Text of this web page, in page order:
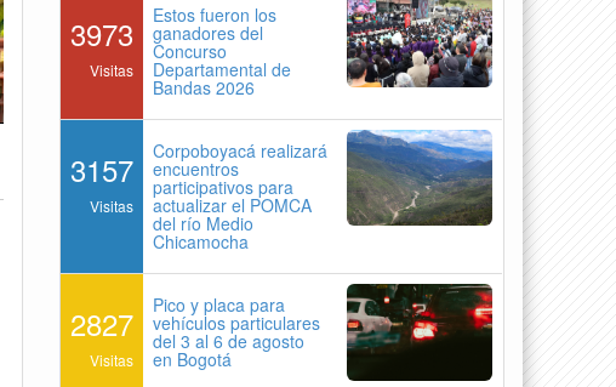
3973
Visitas
Estos fueron los
ganadores del
Concurso
Departamental de
Bandas 2026
3157
Visitas
Corpoboyacá realizará
encuentros
participativos para
actualizar el POMCA
del río Medio
Chicamocha
2827
Visitas
Pico y placa para
vehículos particulares
del 3 al 6 de agosto
en Bogotá